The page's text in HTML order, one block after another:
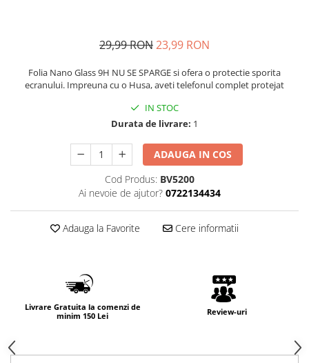
29,99 RON23,99 RON
Folia Nano Glass 9H NU SE SPARGE si ofera o protectie sporita
ecranului. Impreuna cu o Husa, aveti telefonul complet protejat
IN STOC
Durata de livrare: 1
ADAUGA IN COS
Cod Produs: BV5200
Ai nevoie de ajutor? 0722134434
Adauga la Favorite Cere informatii
Livrare Gratuita la comenzi de
minim 150 Lei
Review-uri